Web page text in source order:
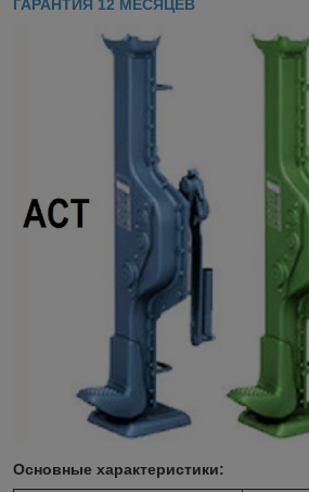
ГАРАНТИЯ 12 МЕСЯЦЕВ
Основные характеристики: